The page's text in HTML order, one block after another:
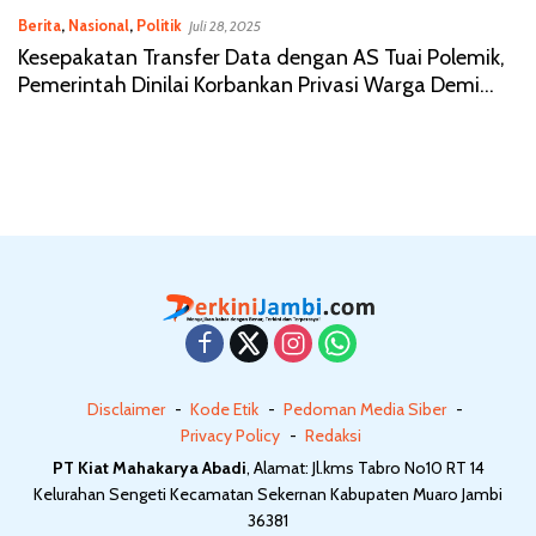
Berita, Nasional, Politik Juli 28, 2025
Kesepakatan Transfer Data dengan AS Tuai Polemik,
Pemerintah Dinilai Korbankan Privasi Warga Demi
Disclaimer Kode Etik
Pedoman Media Siber
Privacy Policy
Redaksi
PT Kiat Mahakarya Abadi, Alamat: Jl.kms Tabro No10 RT 14
Kelurahan Sengeti Kecamatan Sekernan Kabupaten Muaro Jambi
36381